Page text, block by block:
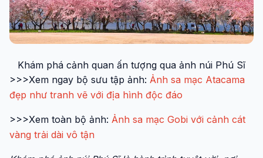
Khám phá cảnh quan ấn tượng qua ảnh núi Phú Sĩ
>>>Xem ngay bộ sưu tập ảnh: Ảnh sa mạc Atacama
đẹp như tranh vẽ với địa hình độc đáo
>>>Xem toàn bộ ảnh: Ảnh sa mạc Gobi với cảnh cát
vàng trải dài vô tận